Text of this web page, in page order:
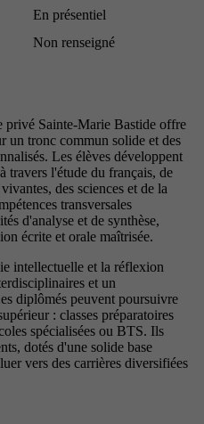
En présentiel
Non renseigné
privé Sainte-Marie Bastide offre
un tronc commun solide et des
Les élèves développent
travers l'étude du français, de
des sciences et de la
transversales
d'analyse et de synthèse,
écrite et orale maîtrisée.
intellectuelle et la réflexion
et un
diplômés peuvent poursuivre
: classes préparatoires
spécialisées ou BTS. Ils
dotés d'une solide base
vers des carrières diversifiées